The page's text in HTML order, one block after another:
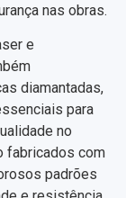
nas obras.
e
diamantadas,
para
no
fabricados com
padrões